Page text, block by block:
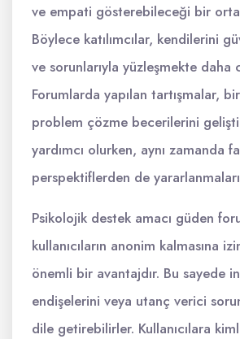
ve empati gösterebileceği bir
Böylece katılımcılar, kendilerini
ve sorunlarıyla yüzleşmekte daha
Forumlarda yapılan tartışmalar,
problem çözme becerilerini
yardımcı olurken, aynı zamanda
perspektiflerden de
Psikolojik destek amacı güden
kullanıcıların anonim kalmasına
önemli bir avantajdır. Bu sayede
endişelerini veya utanç verici
dile getirebilirler. Kullanıcılara